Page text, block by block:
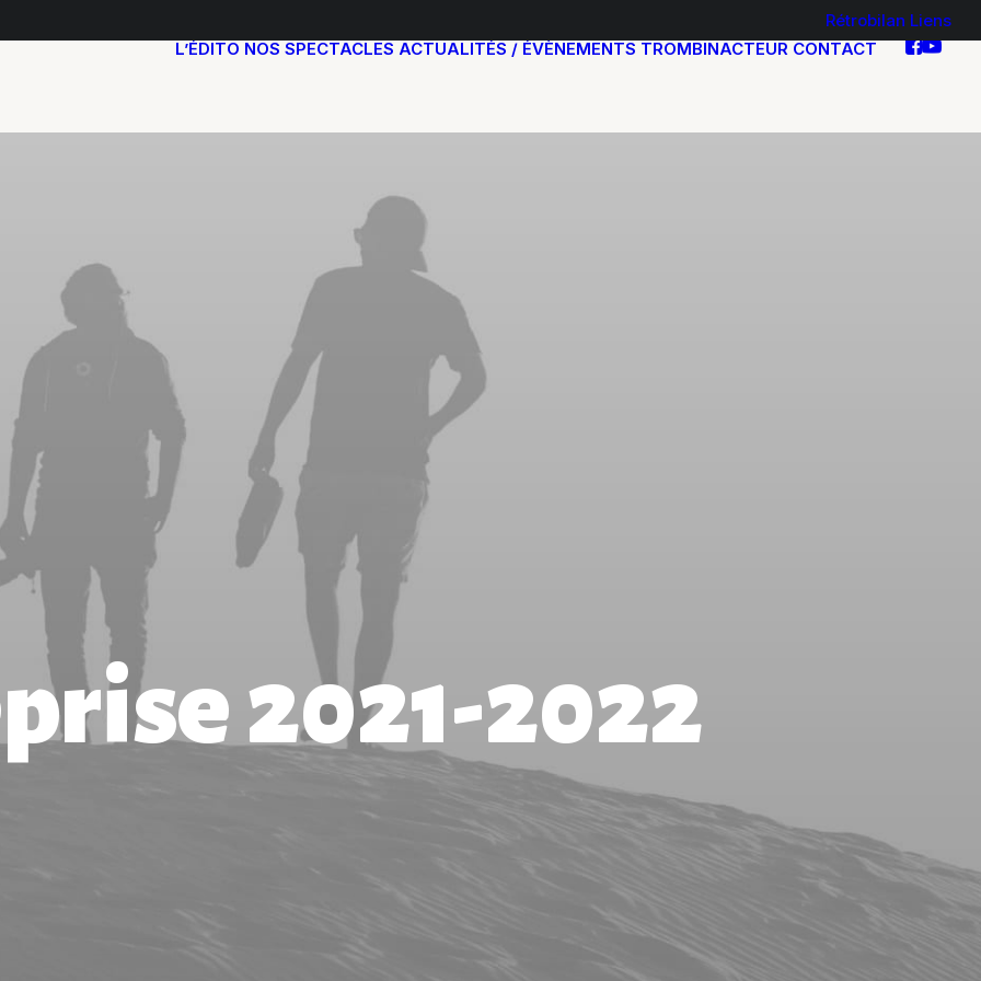
Rétrobilan Liens
L’ÉDITO NOS SPECTACLES ACTUALITÉS / ÉVÈNEMENTS TROMBINACTEUR CONTACT
2021-2022